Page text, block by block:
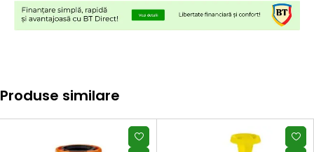
Produse similare